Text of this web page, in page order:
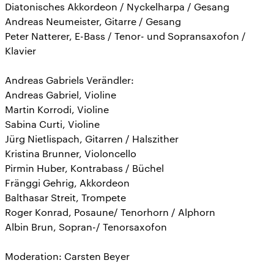
Diatonisches Akkordeon / Nyckelharpa / Gesang
Andreas Neumeister, Gitarre / Gesang
Peter Natterer, E-Bass / Tenor- und Sopransaxofon /
Klavier
Andreas Gabriels Verändler:
Andreas Gabriel, Violine
Martin Korrodi, Violine
Sabina Curti, Violine
Jürg Nietlispach, Gitarren / Halszither
Kristina Brunner, Violoncello
Pirmin Huber, Kontrabass / Büchel
Fränggi Gehrig, Akkordeon
Balthasar Streit, Trompete
Roger Konrad, Posaune/ Tenorhorn / Alphorn
Albin Brun, Sopran-/ Tenorsaxofon
Moderation: Carsten Beyer